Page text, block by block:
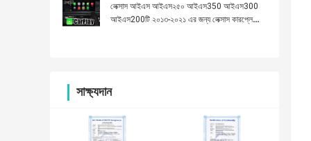
লেক্সাস আইএস আইএস২৫০ আইএস350 আইএস300
আইএস200টি ২০১৩-২০২১ এর জন্য লেক্সাস কারপ্লে
সাক্ষ্যদান